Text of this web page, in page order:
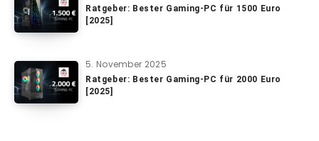
Ratgeber: Bester Gaming-PC für 1500 Euro
[2025]
5. November 2025
Ratgeber: Bester Gaming-PC für 2000 Euro
[2025]